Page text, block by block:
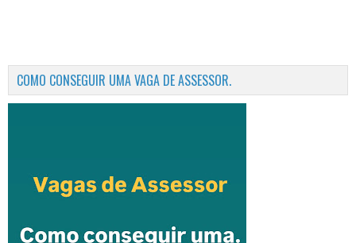
COMO CONSEGUIR UMA VAGA DE ASSESSOR.